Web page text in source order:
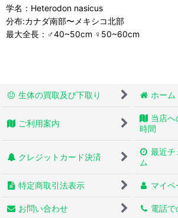
学名：Heterodon nasicus
分布:カナダ南部〜メキシコ北部
最大全長：♂40~50cm ♀50~60cm
生体の買取及び下取り ホーム
ご利用案内
当店
時間
クレジットカード決済
最近チ
ム
特定商取引法表示 マイペ
お問い合わせ 電話